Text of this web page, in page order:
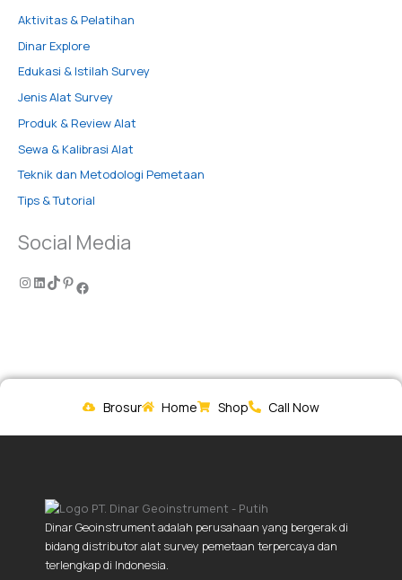
Aktivitas & Pelatihan
Dinar Explore
Edukasi & Istilah Survey
Jenis Alat Survey
Produk & Review Alat
Sewa & Kalibrasi Alat
Teknik dan Metodologi Pemetaan
Tips & Tutorial
Social Media
Brosur Home Shop Call Now
Dinar Geoinstrument adalah perusahaan yang bergerak di
bidang distributor alat survey pemetaan terpercaya dan
terlengkap di Indonesia.